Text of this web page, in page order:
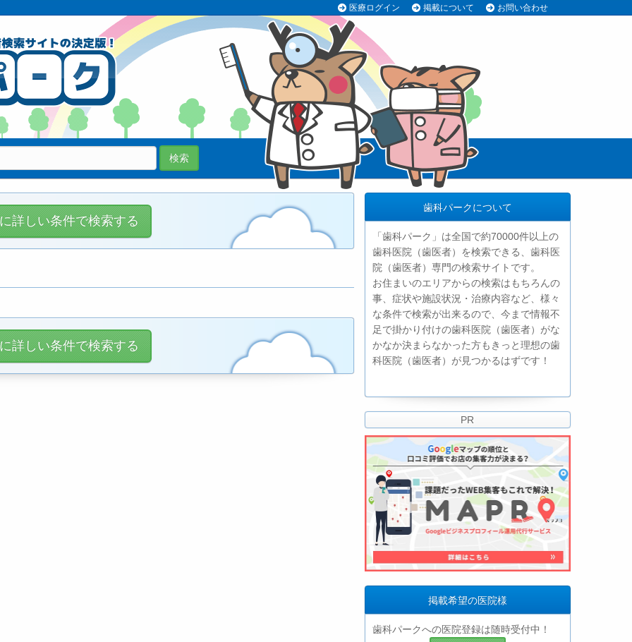
医療ログイン 掲載について お問い合わせ
検索
詳しい条件で検索する
詳しい条件で検索する
歯科パークについて
「歯科パーク」は全国で約70000件以上の
歯科医院（歯医者）を検索できる、歯科医
院（歯医者）専門の検索サイトです。
お住まいのエリアからの検索はもちろんの
事、症状や施設状況・治療内容など、様々
な条件で検索が出来るので、今まで情報不
足で掛かり付けの歯科医院（歯医者）がな
かなか決まらなかった方もきっと理想の歯
科医院（歯医者）が見つかるはずです！
PR
掲載希望の医院様
歯科パークへの医院登録は随時受付中！